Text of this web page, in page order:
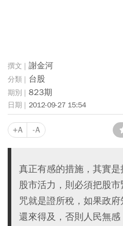
謝金河
台股
823期
2012-09-27 15:54
+A -A
真正有感的措施，其實
股市活力，則必須把股
咒就是證所稅，如果政
還來得及，否則人民無